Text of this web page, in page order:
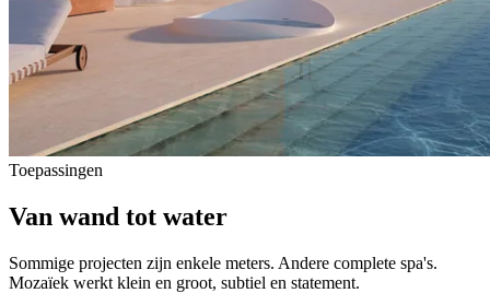
Toepassingen
Van wand tot water
Sommige projecten zijn enkele meters. Andere complete spa's.
Mozaïek werkt klein en groot, subtiel en statement.